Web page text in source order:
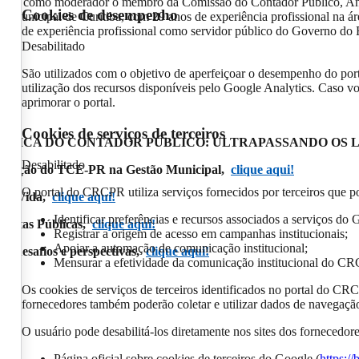
Municipal de Curitiba, com 29 anos de experiência profissional na
de experiência profissional como servidor público do Governo do
ÉTICA DO CONTADOR PÚBLICO: ULTRAPASSANDO
do TCE-PR na Gestão Municipal, clique aqui!
da Vida,clique aqui!
Públicas,clique aqui!
desafios e perspectivas,clique aqui!
Cookies de desempenho
Desabilitado
São utilizados com o objetivo de aperfeiçoar o desempenho do
utilização dos recursos disponíveis pelo Google Analytics. Caso
aprimorar o portal.
Cookies de serviços de terceiros
Desabilitado
O portal do CRCPR utiliza serviços fornecidos por terceiros que
Identificar preferências e recursos associados a serviços do
Registrar a origem de acesso em campanhas institucionais;
Apoiar a automação de comunicação institucional;
Mensurar a efetividade da comunicação institucional do
Os cookies de serviços de terceiros identificados no portal do
fornecedores também poderão coletar e utilizar dados de
O usuário pode desabilitá-los diretamente nos sites dos